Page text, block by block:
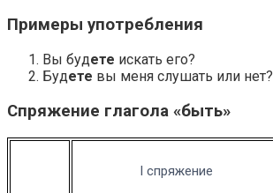
Примеры употребления
Вы будете искать его?
Будете вы меня слушать или нет?
Спряжение глагола «быть»
I спряжение